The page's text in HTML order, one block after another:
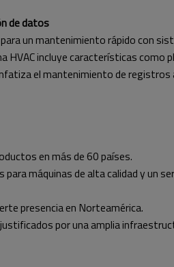
de datos
un mantenimiento rápido con
HVAC incluye características como
el mantenimiento de
en más de 60 países.
para máquinas de alta calidad y un
presencia en Norteamérica.
por una amplia